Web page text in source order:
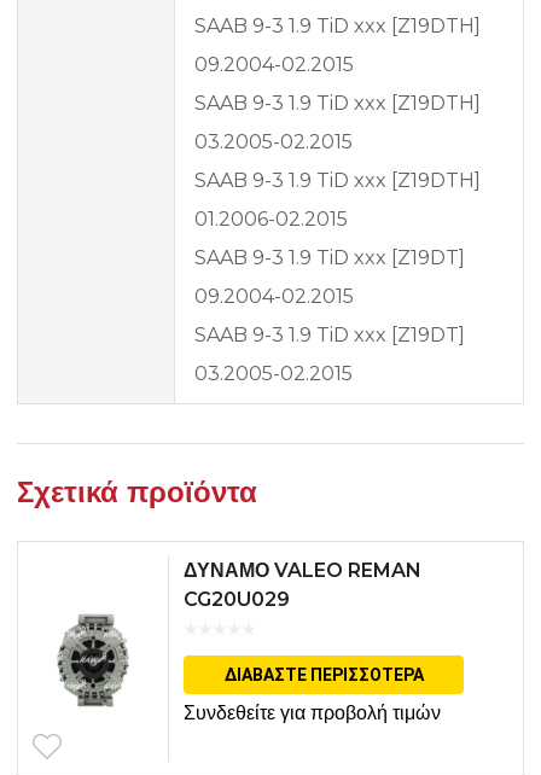
SAAB 9-3 1.9 TiD xxx [Z19DTH]
09.2004-02.2015
SAAB 9-3 1.9 TiD xxx [Z19DTH]
03.2005-02.2015
SAAB 9-3 1.9 TiD xxx [Z19DTH]
01.2006-02.2015
SAAB 9-3 1.9 TiD xxx [Z19DT]
09.2004-02.2015
SAAB 9-3 1.9 TiD xxx [Z19DT]
03.2005-02.2015
Σχετικά προϊόντα
ΔΥΝΑΜΟ VALEO REMAN
CG20U029
ΔΙΑΒΆΣΤΕ ΠΕΡΙΣΣΌΤΕΡΑ
Συνδεθείτε για προβολή τιμών